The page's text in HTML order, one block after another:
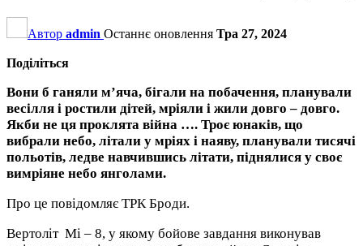
Автор admin Останнє оновлення Тра 27, 2024
Поділіться
Вони б ганяли м’яча, бігали на побачення, планували
весілля і ростили дітей, мріяли і жили довго – довго.
Якби не ця проклята війна …. Троє юнаків, що
вибрали небо, літали у мріях і наяву, планували тисячі
польотів, ледве навчившись літати, піднялися у своє
вимріяне небо янголами.
Про це повідомляє ТРК Броди.
Вертоліт Мі – 8, у якому бойове завдання виконував